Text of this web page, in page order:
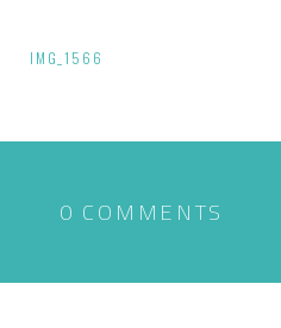
投
ナ
シ
IMG_1566
0 COMMENTS